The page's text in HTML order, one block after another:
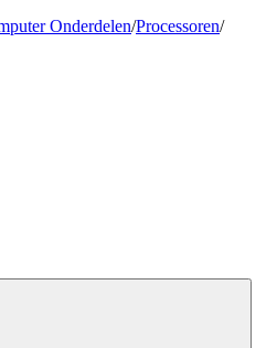
Onderdelen/Processoren/